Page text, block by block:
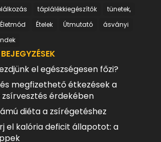
táplálékkiegészítők
tünetek,
Életmód Ételek Útmutató
ásványi
el egészségesen főzi?
megfizethető étkezések a
érdekében
diéta a zsírégetéshez
el kalória deficit állapotot: a